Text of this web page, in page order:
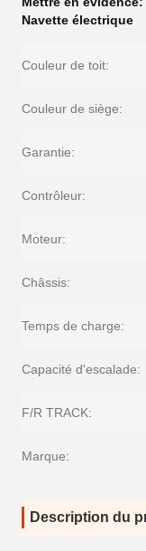
Navette électrique
Couleur de toit:
Couleur de siège:
Garantie:
Contrôleur:
Moteur:
Châssis:
Temps de charge:
Capacité d'escalade:
F/R TRACK:
Marque:
Description du